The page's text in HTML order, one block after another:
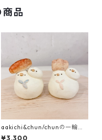
品
aakichi&chun/chunの一輪挿
し ﾊﾟﾝ各種
¥3,300